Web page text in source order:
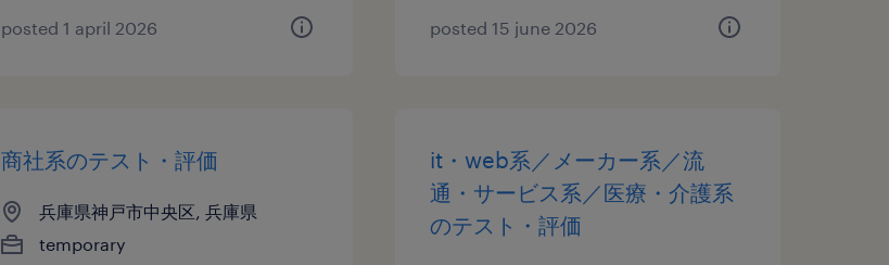
posted 1 april 2026 posted 15 june 2026
商社系のテスト・評価
兵庫県神戸市中央区, 兵庫県
temporary
it・web系／メーカー系／流
通・サービス系／医療・介護系
のテスト・評価